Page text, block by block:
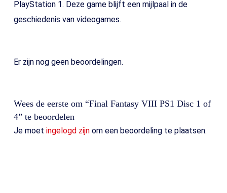
PlayStation 1. Deze game blijft een mijlpaal in de
geschiedenis van videogames.
Er zijn nog geen beoordelingen.
Wees de eerste om “Final Fantasy VIII PS1 Disc 1 of
4” te beoordelen
Je moet ingelogd zijnom een beoordeling te plaatsen.